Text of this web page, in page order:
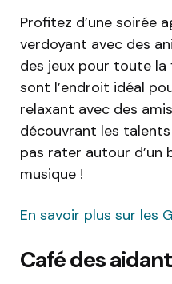
Profitez d’une soirée
verdoyant avec des
des jeux pour toute la
sont l’endroit idéal
relaxant avec des
découvrant les
pas rater autour d’un
musique !
En savoir plus sur les
Café des